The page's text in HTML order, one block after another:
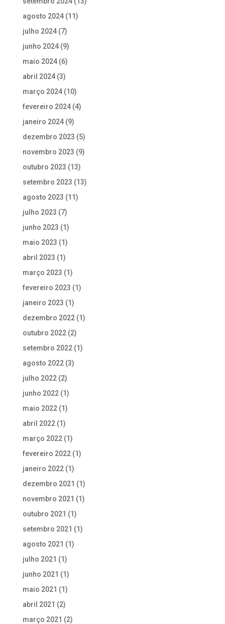
agosto 2024(11)
julho 2024(7)
junho 2024(9)
maio 2024(6)
abril 2024(3)
março 2024(10)
fevereiro 2024(4)
janeiro 2024(9)
dezembro 2023 (5)
novembro 2023 (9)
outubro 2023 (13)
setembro 2023 (13)
agosto 2023 (11)
julho 2023 (7)
junho 2023 (1)
maio 2023 (1)
abril 2023 (1)
março 2023 (1)
fevereiro 2023 (1)
janeiro 2023 (1)
dezembro 2022(1)
outubro 2022(2)
setembro 2022(1)
agosto 2022(3)
julho 2022(2)
junho 2022(1)
maio 2022(1)
abril 2022(1)
março 2022(1)
fevereiro 2022(1)
janeiro 2022(1)
dezembro 2021 (1)
novembro 2021 (1)
outubro 2021 (1)
setembro 2021 (1)
agosto 2021 (1)
julho 2021 (1)
junho 2021 (1)
maio 2021 (1)
abril 2021 (2)
março 2021 (2)